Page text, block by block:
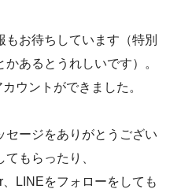
お待ちしています（特別
あるとうれしいです）。
ウントができました。
セージをありがとうござい
もらったり、
LINEをフォローをしても